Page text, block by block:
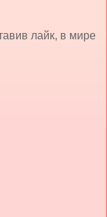
лайк, в мире